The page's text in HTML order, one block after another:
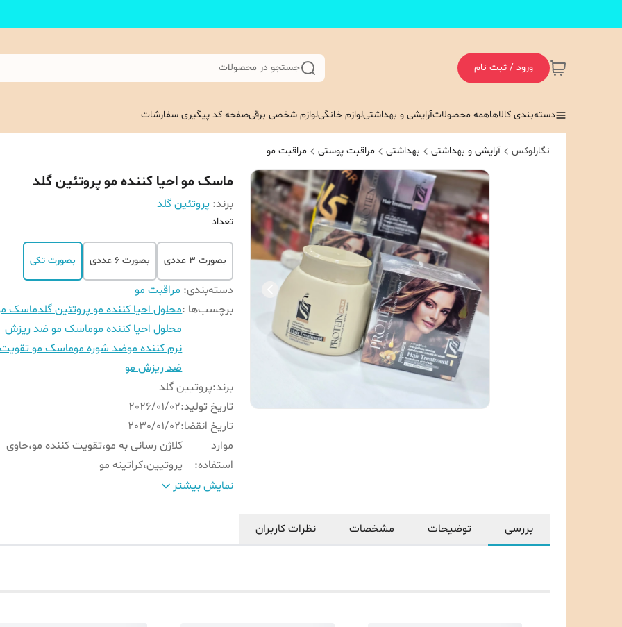
ورود / ثبت نام جستجو در محصولات
دسته‌بندی کالاهاهمه محصولاتآرایشی و بهداشتیلوازم خانگیلوازم شخصی برقیصفحه کد پیگیری سفارشات
نگارلوکس آرایشی و بهداشتی بهداشتی مراقبت پوستی مراقبت مو
ماسک مو احیا کننده مو پروتئین گلد
برند: پروتئین گلد
تعداد
بصورت 3 عددی بصورت 6 عددی بصورت تکی
دسته‌بندی:مراقبت مو
برچسب‌ها :محلول احیا کننده مو پروتئین گلدماسک
محلول احیا کننده موماسک مو ضد ریزش
نرم کننده موضد شوره موماسک مو تقویت
ضد ریزش مو
برند:پروتیین گلد
تاریخ تولید:
2026/01/02
تاریخ انقضا:
2030/01/02
موارد
استفاده:
کلاژن رسانی به مو،تقویت کننده مو،حاوی
پروتیین،کراتینه مو
حجم: 700 میل
نمایش بیشتر
بررسی توضیحات مشخصات نظرات کاربران